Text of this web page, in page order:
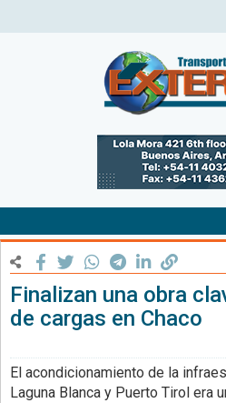
Finalizan una obra
de cargas en Chaco
El acondicionamiento de la
Laguna Blanca y Puerto Tirol era